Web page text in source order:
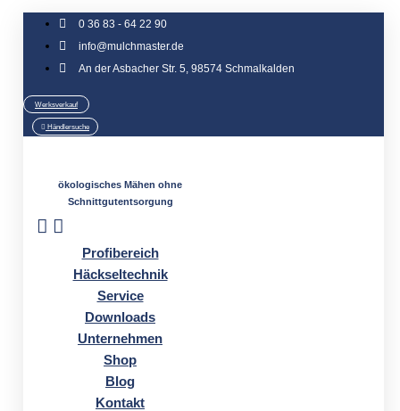
springen
0 36 83 - 64 22 90
info@mulchmaster.de
An der Asbacher Str. 5, 98574 Schmalkalden
Werksverkauf
Händlersuche
ökologisches Mähen ohne
Schnittgutentsorgung
Profibereich
Häckseltechnik
Service
Downloads
Unternehmen
Shop
Blog
Kontakt